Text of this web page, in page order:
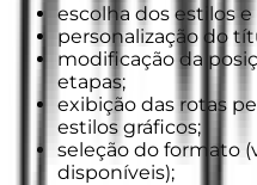
escolha dos estilos
personalização do
modificação da
etapas;
exibição das rotas
estilos gráficos;
seleção do formato
disponíveis);